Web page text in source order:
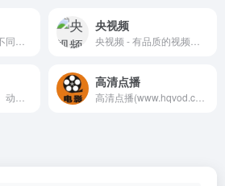
央视频
高清点播